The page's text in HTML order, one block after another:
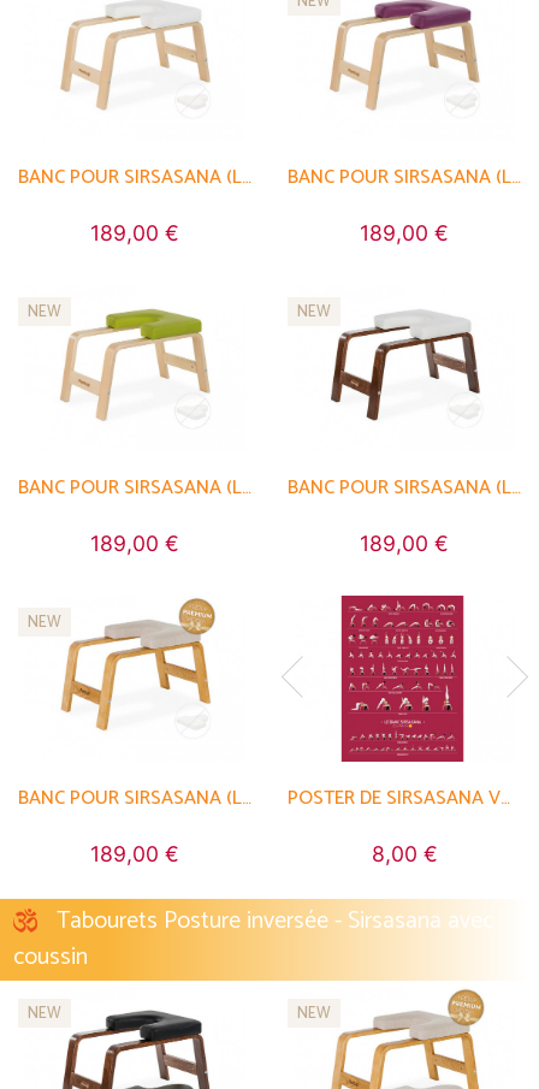
BANC POUR SIRSASANA (LA POSTURE REINE)
189,00 €
BANC POUR SIRSASANA (LA POSTURE REINE)
189,00 €
NEW
BANC POUR SIRSASANA (LA POSTURE REINE)
189,00 €
NEW
BANC POUR SIRSASANA (LA POSTURE REINE)
189,00 €
NEW
BANC POUR SIRSASANA (LA POSTURE REINE)
189,00 €
8,00 €
POSTER DE SIRSASANA VARIATIONS
8,00 €
Tabourets Posture inversée - Sirsasana avec
coussin
NEW NEW